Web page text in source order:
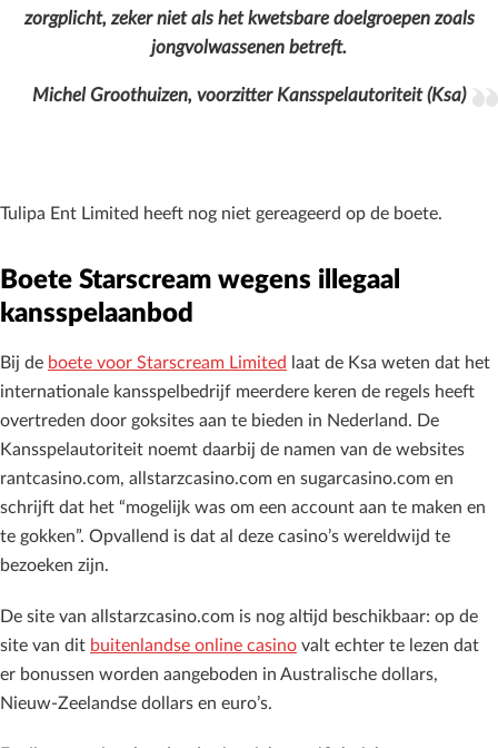
zorgplicht, zeker niet als het kwetsbare doelgroepen zoals
jongvolwassenen betreft.
Michel Groothuizen, voorzitter Kansspelautoriteit (Ksa)
Tulipa Ent Limited heeft nog niet gereageerd op de boete.
Boete Starscream wegens illegaal
kansspelaanbod
Bij de boete voor Starscream Limited
laat de Ksa weten dat het
internationale kansspelbedrijf meerdere keren de regels heeft
overtreden door goksites aan te bieden in Nederland. De
Kansspelautoriteit noemt daarbij de namen van de websites
rantcasino.com, allstarzcasino.com en sugarcasino.com en
schrijft dat het “mogelijk was om een account aan te maken en
te gokken”. Opvallend is dat al deze casino’s wereldwijd te
bezoeken zijn.
De site van allstarzcasino.com is nog altijd beschikbaar: op de
site van dit buitenlandse online casino valt echter te lezen dat
er bonussen worden aangeboden in Australische dollars,
Nieuw-Zeelandse dollars en euro’s.